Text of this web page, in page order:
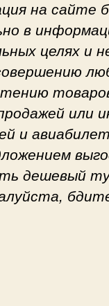
на сайте
в
целях и
или
и
дешевый